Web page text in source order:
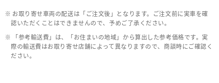
お取り寄せ車両の配送は「ご注文後」となります。ご注文前に実車を確
認いただくことはできませんので、予めご了承ください。
「参考輸送費」は、「お住まいの地域」から算出した参考価格です。実
際の輸送費はお取り寄せ店舗によって異なりますので、商談時にご確認く
ださい。